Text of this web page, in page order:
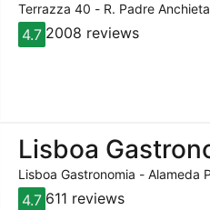
Terrazza 40 - R. Padre
4.7 2008 reviews
Lisboa
Lisboa Gastronomia - Alameda
4.7 611 reviews